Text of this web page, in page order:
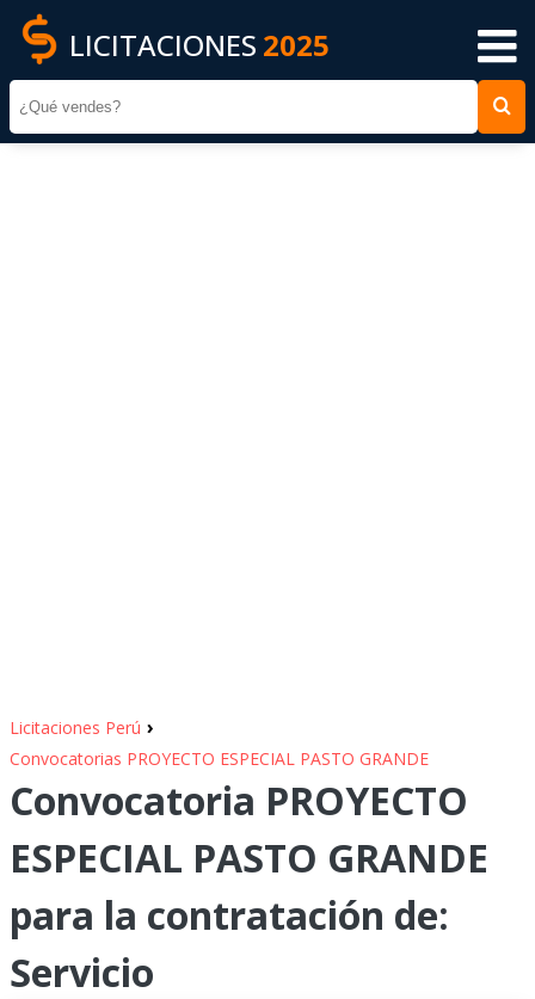
LICITACIONES 2025
Licitaciones Perú ›
Convocatorias PROYECTO ESPECIAL PASTO GRANDE
Convocatoria PROYECTO
ESPECIAL PASTO GRANDE
para la contratación de:
Servicio